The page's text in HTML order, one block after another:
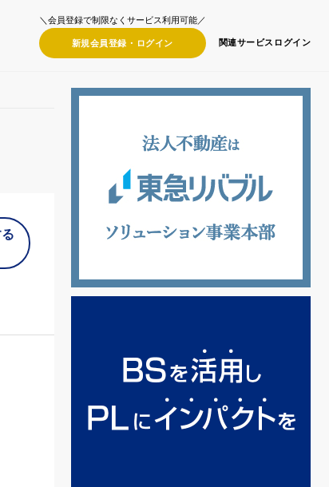
＼会員登録で制限なくサービス利用可能／
新規会員登録・ ログイン 関連サービス ログイン